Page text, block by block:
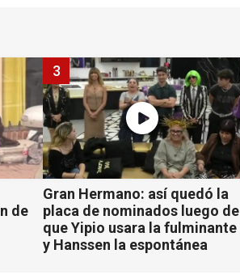
de
Gran Hermano: así quedó la
placa de nominados luego de
que Yipio usara la fulminante
y Hanssen la espontánea
3